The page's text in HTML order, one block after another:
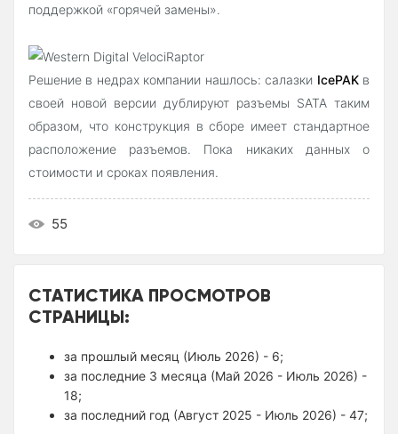
поддержкой «горячей замены».
Решение в недрах компании нашлось: салазки IcePAKв
своей новой версии дублируют разъемы SATA таким
образом, что конструкция в сборе имеет стандартное
расположение разъемов. Пока никаких данных о
стоимости и сроках появления.
55
СТАТИСТИКА ПРОСМОТРОВ
СТРАНИЦЫ:
за прошлый месяц (Июль 2026) - 6;
за последние 3 месяца (Май 2026 - Июль 2026) -
18;
за последний год (Август 2025 - Июль 2026) - 47;